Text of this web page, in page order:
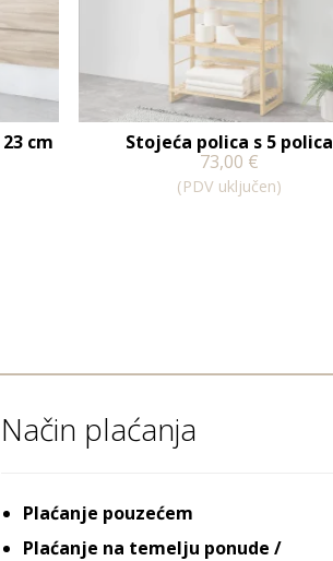
cm
Stojeća polica s 5 polica
73,00 €
(PDV uključen)
Način plaćanja
Plaćanje pouzećem
Plaćanje na temelju ponude /